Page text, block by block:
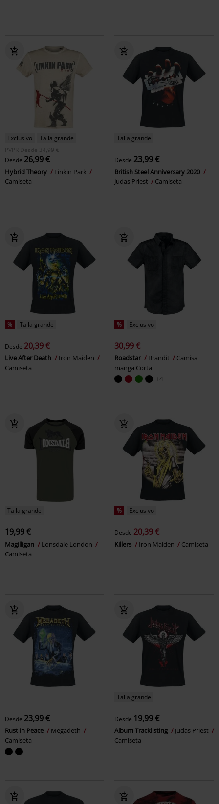
Exclusivo
Talla grande
PVPR
Desde 34,99 €
Desde 26,99 €
Hybrid Theory
Linkin Park
Camiseta
Talla grande
Desde 23,99 €
British Steel Anniversary 2020
Judas Priest
Camiseta
% Talla grande
Desde 20,39 €
Live After Death
Iron Maiden
Camiseta
% Exclusivo
30,99 €
Roadstar Brandit
Camisa
manga Corta
+4
Talla grande
19,99 €
Magilligan
Lonsdale London
Camiseta
% Exclusivo
Desde 20,39 €
Killers Iron Maiden Camiseta
Desde 23,99 €
Rust in Peace
Megadeth
Camiseta
Talla grande
Desde 19,99 €
Album Tracklisting
Judas Priest
Camiseta